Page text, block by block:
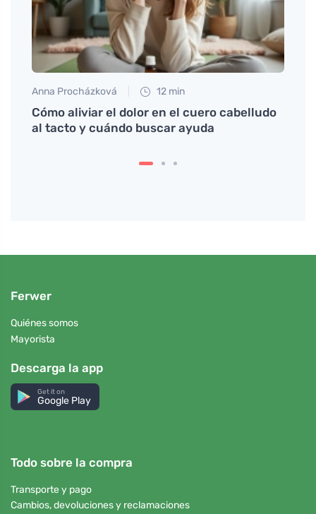
Anna Procházková 12 min
Cómo aliviar el dolor en el cuero cabelludo
al tacto y cuándo buscar ayuda
Ferwer
Quiénes somos
Mayorista
Descarga la app
Get it on
Google Play
Todo sobre la compra
Transporte y pago
Cambios, devoluciones y reclamaciones